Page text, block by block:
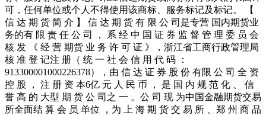
可，任何单位或个人不得使用该商标、服务标记及标记。 【
信 达 期 货 简 介 】 信 达 期 货 有 限 公 司是专营 国内期货业
务的有 限 责 任 公 司 ， 系 经 中 国 证 券 监 督 管 理 委 员 会
核 发 《 经 营 期货 业 务 许 可 证 》，浙江省工商行政管理局
核 准 登 记注 册（ 统 一 社 会 信 用 代 码 ：
913300001000226378），由 信 达 证 券 股 份 有限 公 司 全 资
控 股 ， 注 册 资 本6亿 元 人 民 币 ， 是 国 内 规 范 化 、 信
誉 高 的 大型 期 货 公 司之 一 。公 司 现 为中国金融期货交易
所全面结 算 会 员 单位 ，为 上 海 期 货 交 易 所 、郑 州 商 品